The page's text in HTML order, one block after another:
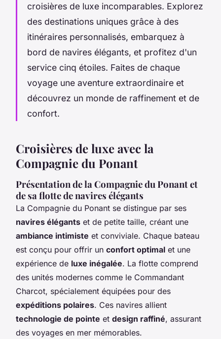
croisières de luxe incomparables. Explorez
des destinations uniques grâce à des
itinéraires personnalisés, embarquez à
bord de navires élégants, et profitez d'un
service cinq étoiles. Faites de chaque
voyage une aventure extraordinaire et
découvrez un monde de raffinement et de
confort.
Croisières de luxe avec la
Compagnie du Ponant
Présentation de la Compagnie du Ponant et
de sa flotte de navires élégants
La Compagnie du Ponant se distingue par ses
navires élégants et de petite taille, créant une
ambiance intimiste et conviviale. Chaque bateau
est conçu pour offrir un confort optimal et une
expérience de luxe inégalée. La flotte comprend
des unités modernes comme le Commandant
Charcot, spécialement équipées pour des
expéditions polaires. Ces navires allient
technologie de pointe et design raffiné, assurant
des voyages en mer mémorables.